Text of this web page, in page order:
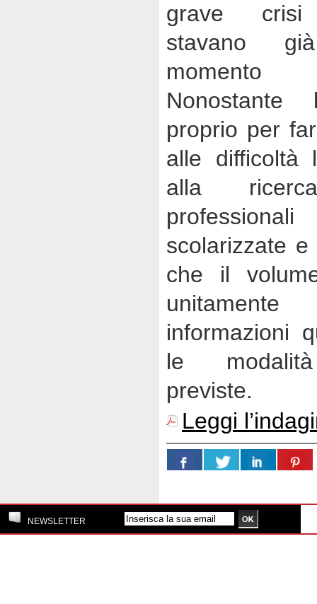
grave crisi
stavano
momento
proprio per
alle difficoltà
alla
scolarizzate
che il
informazioni
le modalità
previste.
Leggi
NEWSLETTER